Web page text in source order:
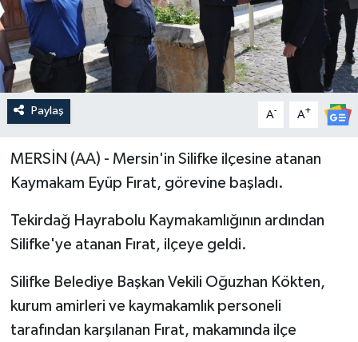
Paylaş A- A+
MERSİN (AA) - Mersin'in Silifke ilçesine atanan
Kaymakam Eyüp Fırat, görevine başladı.
Tekirdağ Hayrabolu Kaymakamlığının ardından
Silifke'ye atanan Fırat, ilçeye geldi.
Silifke Belediye Başkan Vekili Oğuzhan Kökten,
kurum amirleri ve kaymakamlık personeli
tarafından karşılanan Fırat, makamında ilçe